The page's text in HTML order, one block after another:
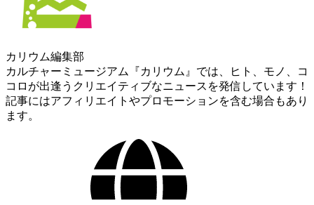
カリウム編集部
カルチャーミュージアム『カリウム』では、ヒト、モノ、コ
コロが出逢うクリエイティブなニュースを発信しています！
記事にはアフィリエイトやプロモーションを含む場合もあり
ます。